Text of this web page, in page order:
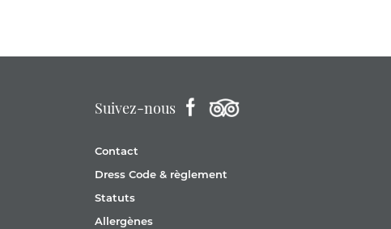
Suivez-nous
Contact
Dress Code & règlement
Statuts
Allergènes